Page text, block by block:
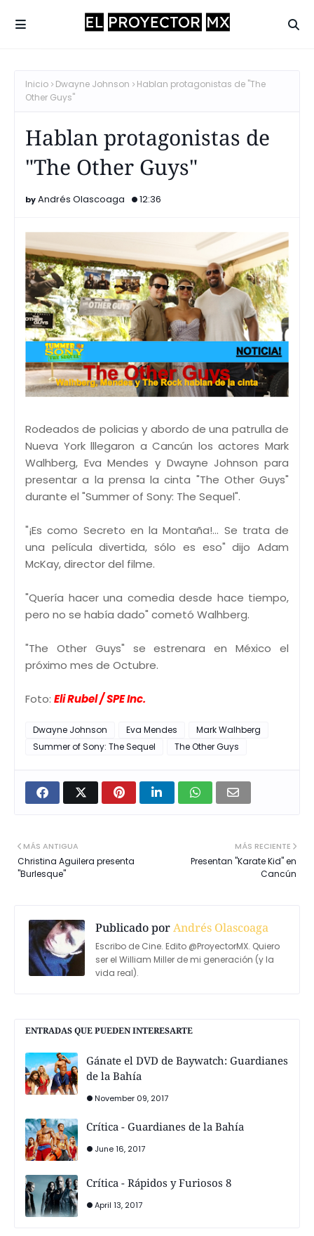
Inicio Dwayne Johnson
Hablan protagonistas de "The
Other Guys"
Hablan protagonistas de
"The Other Guys"
Andrés Olascoaga 12:36
Rodeados de policias y abordo de una patrulla de
Nueva York lllegaron a Cancún los actores Mark
Walhberg, Eva Mendes y Dwayne Johnson para
presentar a la prensa la cinta "The Other Guys"
durante el "Summer of Sony: The Sequel".
"¡Es como Secreto en la Montaña!... Se trata de
una película divertida, sólo es eso" dijo Adam
McKay, director del filme.
"Quería hacer una comedia desde hace tiempo,
pero no se había dado" cometó Walhberg.
"The Other Guys" se estrenara en México el
próximo mes de Octubre.
Foto: Eli Rubel / SPE Inc.
Dwayne Johnson Eva Mendes
Mark Walhberg
Summer of Sony: The Sequel
The Other Guys
MÁS RECIENTE
Presentan "Karate Kid" en
Cancún
MÁS ANTIGUA
Christina Aguilera presenta
"Burlesque"
Publicado porAndrés Olascoaga
Escribo de Cine. Edito @ProyectorMX. Quiero
ser el William Miller de mi generación (y la
vida real).
ENTRADAS QUE PUEDEN INTERESARTE
Gánate el DVD de Baywatch: Guardianes
de la Bahía
November 09, 2017
Crítica - Guardianes de la Bahía
June 16, 2017
Crítica - Rápidos y Furiosos 8
April 13, 2017